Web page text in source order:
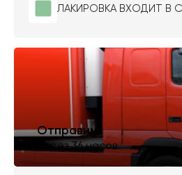
ЛАКИРОВКА ВХОДИТ В
Отправим
через 36 часов